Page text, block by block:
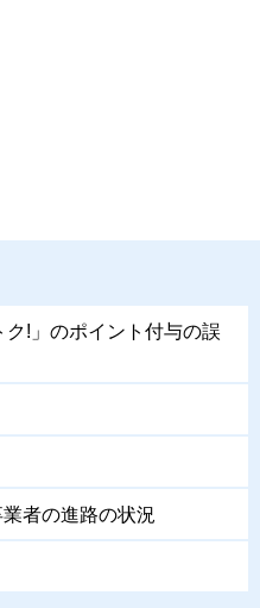
!」のポイント付与の誤
者の進路の状況